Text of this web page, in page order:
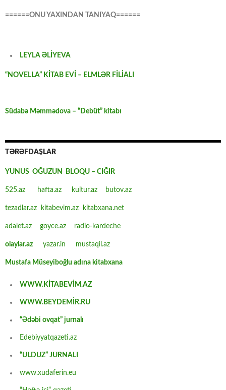
======ONU YAXINDAN TANIYAQ======
LEYLA ƏLİYEVA
“NOVELLA” KİTAB EVİ – ELMLƏR FİLİALI
Südabə Məmmədova – “Debüt” kitabı
TƏRƏFDAŞLAR
YUNUS OĞUZUN BLOQU – CIĞIR
525.az hafta.az kultur.az butov.az
tezadlar.az kitabevim.az kitabxana.net
adalet.az goyce.az radio-kardeche
olaylar.az yazar.in mustaqil.az
Mustafa Müseyiboğlu adına kitabxana
WWW.KİTABEVİM.AZ
WWW.BEYDEMİR.RU
“Ədəbi ovqat” jurnalı
Edebiyyatqazeti.az
“ULDUZ” JURNALI
www.xudaferin.eu